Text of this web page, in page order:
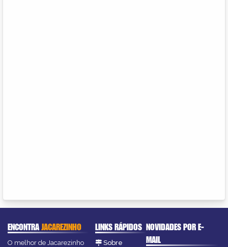
ENCONTRAJACAREZINHO
O melhor de Jacarezinho
LINKS RÁPIDOS
Sobre
NOVIDADES POR E-
MAIL